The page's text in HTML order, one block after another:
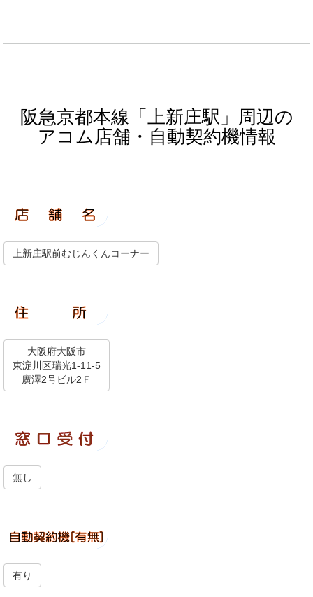
阪急京都本線「上新庄駅」周辺の
アコム店舗・自動契約機情報
上新庄駅前むじんくんコーナー
大阪府大阪市
東淀川区瑞光1-11-5
廣澤2号ビル2Ｆ
無し
有り